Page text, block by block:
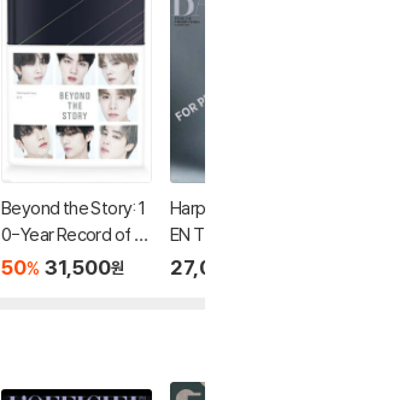
Beyond the Story: 1
0-Year Record of Bt
s
50% 31,500원
Harper's BAZAAR M
EN Thailand 하퍼스
바자 맨 태국 2023년 S
27,000